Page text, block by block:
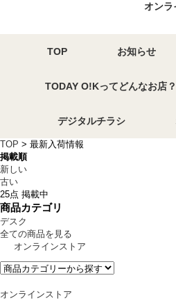
オンラ
TOP お知らせ
TODAY O!Kってどんなお店？
デジタルチラシ
TOP > 最新入荷情報
掲載順
新しい
古い
25点 掲載中
商品カテゴリ
デスク
全ての商品を見る
オンラインストア
オンラインストア